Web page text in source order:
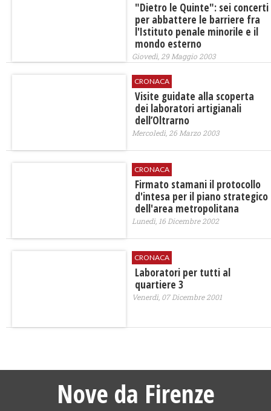
"Dietro le Quinte": sei concerti
per abbattere le barriere fra
l'Istituto penale minorile e il
mondo esterno
Giovedì, 29 Maggio 2003
CRONACA
Visite guidate alla scoperta
dei laboratori artigianali
dell’Oltrarno
Mercoledì, 26 Marzo 2003
CRONACA
Firmato stamani il protocollo
d'intesa per il piano strategico
dell'area metropolitana
Lunedì, 16 Dicembre 2002
CRONACA
Laboratori per tutti al
quartiere 3
Venerdì, 07 Dicembre 2001
Nove da Firenze